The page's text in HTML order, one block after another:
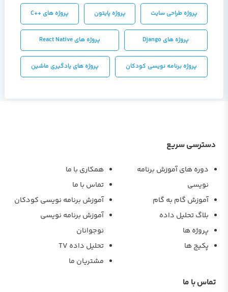
پروژه طراحی سایت پروژه پایتون پروژه های ++C
پروژه های Django پروژه هاي React Native
پروژه برنامه نویسی کودکان پروژه های یادگیری ماشین
دسترسی سریع
دوره های آموزش برنامه
نویسی
آموزش گام به گام
بلاگ تحلیل داده
پروژه ها
پکیج ها
همکاری با ما
تماس با ما
آموزش برنامه نویسی کودکان
آموزش برنامه نویسی
نوجوانان
تحلیل داده TV
مشتریان ما
تماس با ما